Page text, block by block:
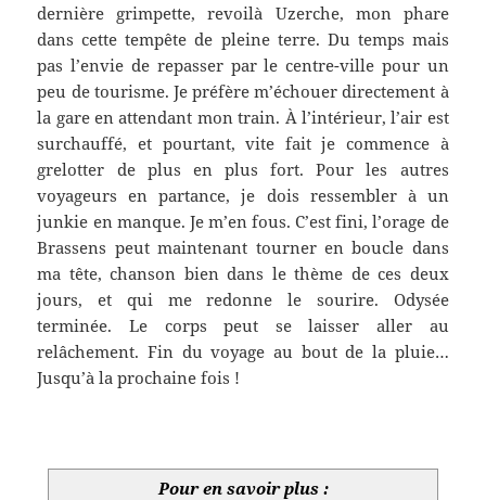
dernière grimpette, revoilà Uzerche, mon phare
dans cette tempête de pleine terre. Du temps mais
pas l’envie de repasser par le centre-ville pour un
peu de tourisme. Je préfère m’échouer directement à
la gare en attendant mon train. À l’intérieur, l’air est
surchauffé, et pourtant, vite fait je commence à
grelotter de plus en plus fort. Pour les autres
voyageurs en partance, je dois ressembler à un
junkie en manque. Je m’en fous. C’est fini, l’orage de
Brassens peut maintenant tourner en boucle dans
ma tête, chanson bien dans le thème de ces deux
jours, et qui me redonne le sourire. Odysée
terminée. Le corps peut se laisser aller au
relâchement. Fin du voyage au bout de la pluie…
Jusqu’à la prochaine fois !
Pour en savoir plus :